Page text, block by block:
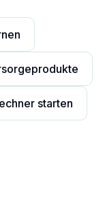
starten